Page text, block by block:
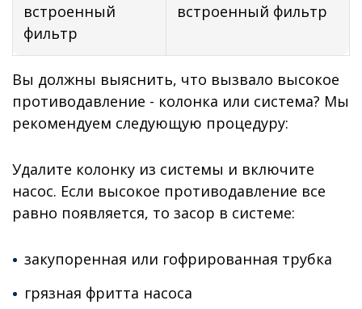
встроенный
фильтр
встроенный фильтр
Вы должны выяснить, что вызвало высокое
противодавление - колонка или система? Мы
рекомендуем следующую процедуру:
Удалите колонку из системы и включите
насос. Если высокое противодавление все
равно появляется, то засор в системе:
закупоренная или гофрированная трубка
грязная фритта насоса